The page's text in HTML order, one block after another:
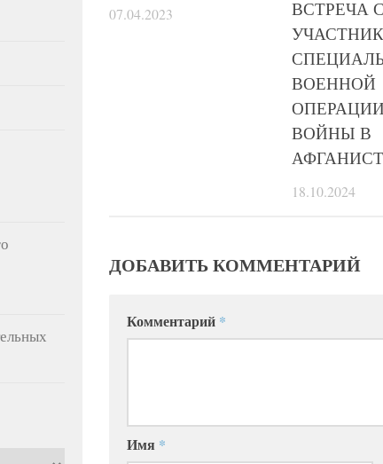
07.04.2023
ВСТРЕЧА С
ВОЕННОЙ
ВОЙНЫ В
18.10.2024
ДОБАВИТЬ КОММЕНТАРИЙ
Комментарий *
Имя *